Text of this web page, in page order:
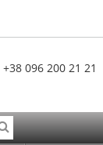
+38 096 200 21 21